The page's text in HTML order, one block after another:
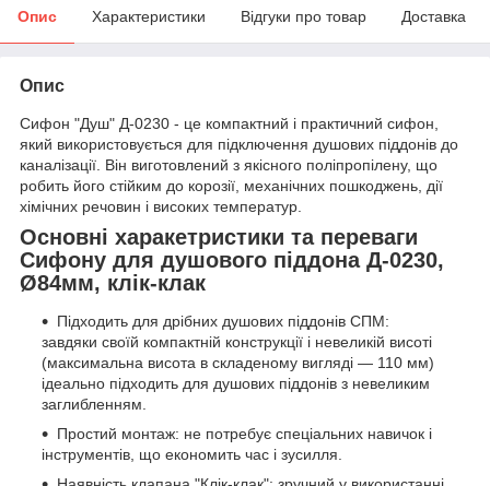
Опис Характеристики Відгуки про товар Доставка
Опис
Сифон "Душ" Д-0230 - це компактний і практичний сифон,
який використовується для підключення душових піддонів до
каналізації. Він виготовлений з якісного поліпропілену, що
робить його стійким до корозії, механічних пошкоджень, дії
хімічних речовин і високих температур.
Основні харакетристики та переваги
Сифону для душового піддона Д-0230,
Ø84мм, клік-клак
Підходить для дрібних душових піддонів СПМ:
завдяки своїй компактній конструкції і невеликій висоті
(максимальна висота в складеному вигляді — 110 мм)
ідеально підходить для душових піддонів з невеликим
заглибленням.
Простий монтаж: не потребує спеціальних навичок і
інструментів, що економить час і зусилля.